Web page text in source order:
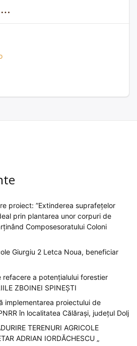
proiect: ”Extinderea suprafețelor
prin plantarea unor corpuri de
Composesoratului Coloni
Giurgiu 2 Letca Noua, beneficiar
refacere a potențialului forestier
ZBOINEI SPINEȘTI
implementarea proiectului de
în localitatea Călărași, județul Dolj
TERENURI AGRICOLE
ADRIAN IORDĂCHESCU „